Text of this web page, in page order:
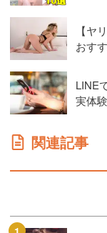
【ヤ
おす
LINE
実体
関連記事